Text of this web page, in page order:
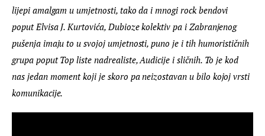
lijepi amalgam u umjetnosti, tako da i mnogi rock bendovi
poput Elvisa J. Kurtovića, Dubioze kolektiv pa i Zabranjenog
pušenja imaju to u svojoj umjetnosti, puno je i tih humorističnih
grupa poput Top liste nadrealiste, Audicije i sličnih. To je kod
nas jedan moment koji je skoro pa neizostavan u bilo kojoj vrsti
komunikacije.